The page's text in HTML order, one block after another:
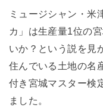
ミュージシャン・米
カ」は生産量1位の
いか？という説を見
住んでいる土地の名
付き宮城マスター検
ました。